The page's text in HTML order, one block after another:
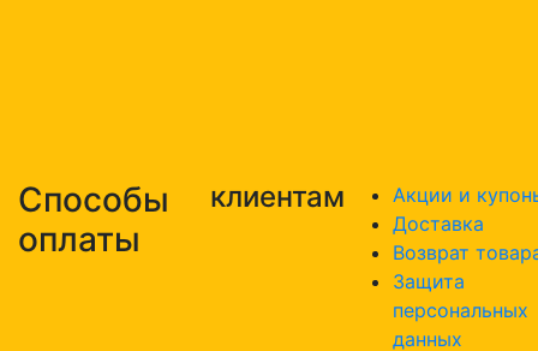
Способы
оплаты
клиентам
Акции и
Доставка
Возврат
Защита
персональных
данных